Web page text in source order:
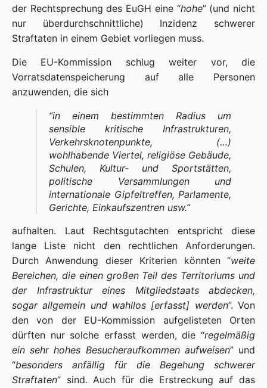
der Rechtsprechung des EuGH eine “hohe” (und nicht
nur überdurchschnittliche) Inzidenz schwerer
Straftaten in einem Gebiet vorliegen muss.
Die EU-Kommission schlug weiter vor, die
Vorratsdatenspeicherung auf alle Personen
anzuwenden, die sich
“in einem bestimmten Radius um
sensible kritische Infrastrukturen,
Verkehrsknotenpunkte, (…)
wohlhabende Viertel, religiöse Gebäude,
Schulen, Kultur- und Sportstätten,
politische Versammlungen und
internationale Gipfeltreffen, Parlamente,
Gerichte, Einkaufszentren usw.”
aufhalten. Laut Rechtsgutachten entspricht diese
lange Liste nicht den rechtlichen Anforderungen.
Durch Anwendung dieser Kriterien könnten “weite
Bereichen, die einen großen Teil des Territoriums und
der Infrastruktur eines Mitgliedstaats abdecken,
sogar allgemein und wahllos [erfasst] werden”. Von
den von der EU-Kommission aufgelisteten Orten
dürften nur solche erfasst werden, die “regelmäßig
ein sehr hohes Besucheraufkommen aufweisen” und
“besonders anfällig für die Begehung schwerer
Straftaten” sind. Auch für die Erstreckung auf das